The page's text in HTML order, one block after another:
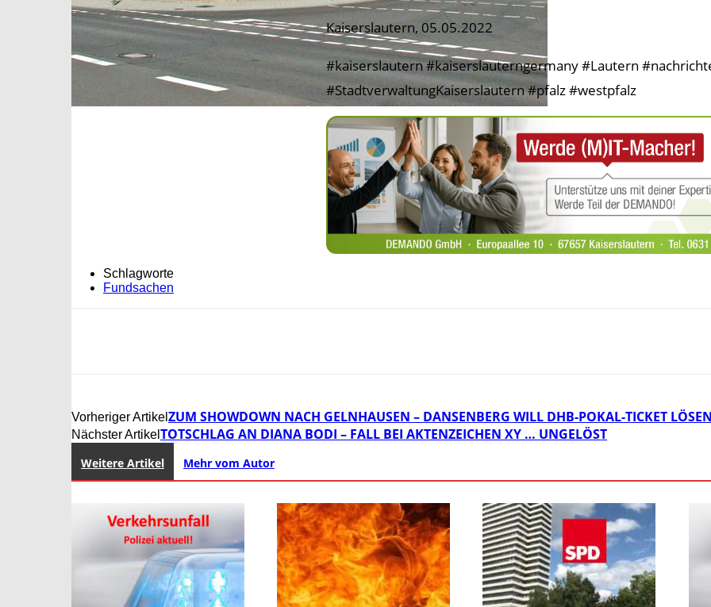
Kaiserslautern, 05.05.2022
#kaiserslautern #kaiserslauterngermany #Lautern
#StadtverwaltungKaiserslautern #pfalz #westpfalz
Schlagworte
Fundsachen
Vorheriger Artikel ZUM SHOWDOWN NACH GELNHAUSEN – DANSENBERG WILL DHB-POKAL-TICKET
Nächster Artikel TOTSCHLAG AN DIANA BODI – FALL BEI AKTENZEICHEN XY … UNGELÖST
Weitere Artikel Mehr vom Autor